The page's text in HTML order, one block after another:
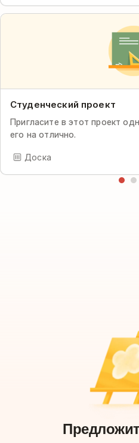
Студенческий проект
Пригласите в этот проект
его на отлично.
Доска